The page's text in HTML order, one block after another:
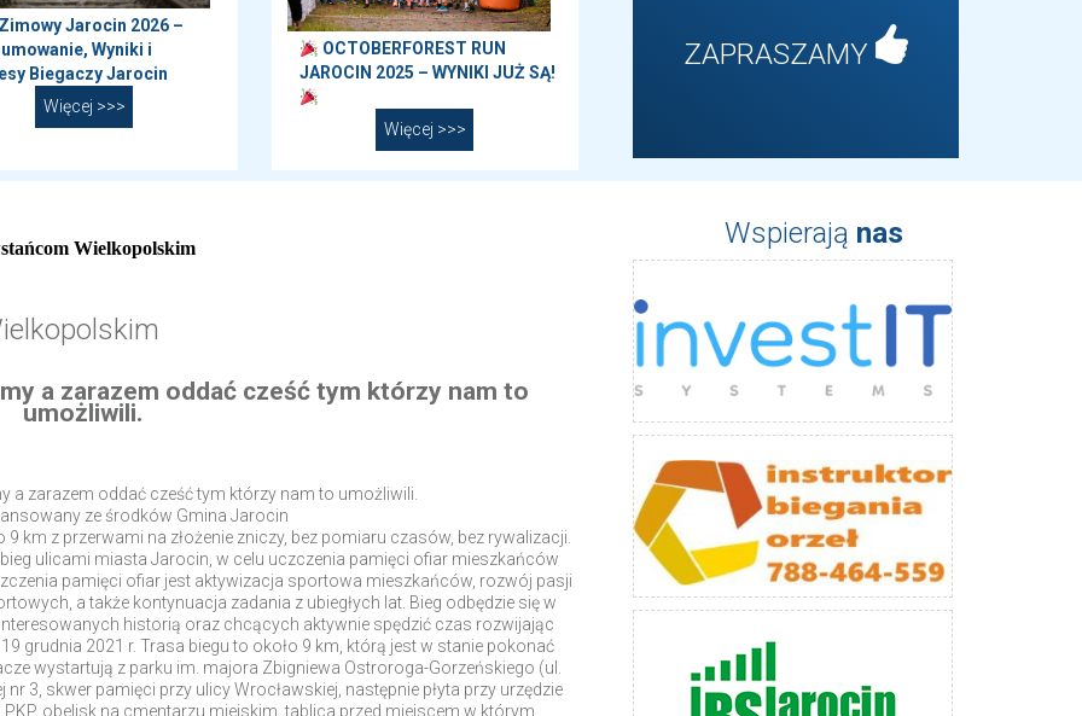
Jarocin 2026 –
Wyniki i
Biegaczy Jarocin
Więcej >>>
OCTOBERFOREST RUN
JAROCIN 2025 – WYNIKI JUŻ SĄ!
Więcej >>>
Wielkopolskim
a zarazem oddać cześć tym którzy nam to
umożliwili.
a zarazem oddać cześć tym którzy nam to umożliwili.
ze środków Gmina Jarocin
km z przerwami na złożenie zniczy, bez pomiaru czasów, bez rywalizacji.
ulicami miasta Jarocin, w celu uczczenia pamięci ofiar mieszkańców
pamięci ofiar jest aktywizacja sportowa mieszkańców, rozwój pasji
a także kontynuacja zadania z ubiegłych lat. Bieg odbędzie się w
historią oraz chcących aktywnie spędzić czas rozwijając
grudnia 2021 r. Trasa biegu to około 9 km, którą jest w stanie pokonać
wystartują z parku im. majora Zbigniewa Ostroroga-Gorzeńskiego (ul.
3, skwer pamięci przy ulicy Wrocławskiej, następnie płyta przy urzędzie
obelisk na cmentarzu miejskim, tablica przed miejscem w którym
ZAPRASZAMY
Wspierają nas